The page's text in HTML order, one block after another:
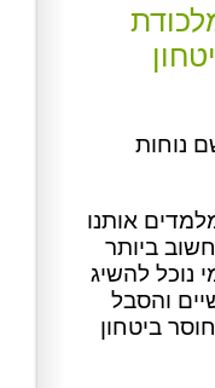
נוחות
אותנו
ביותר
נוכל להשיג
והסבל
ביטחון